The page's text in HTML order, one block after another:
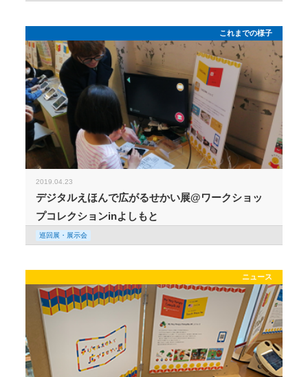
これまでの様子
2019.04.23
デジタルえほんで広がるせかい展@ワークショッ
プコレクションinよしもと
巡回展・展示会
ニュース